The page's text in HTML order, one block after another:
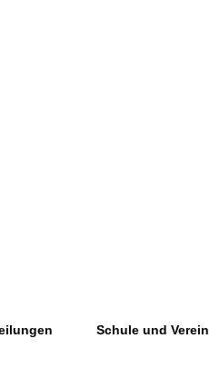
Schule und Verein